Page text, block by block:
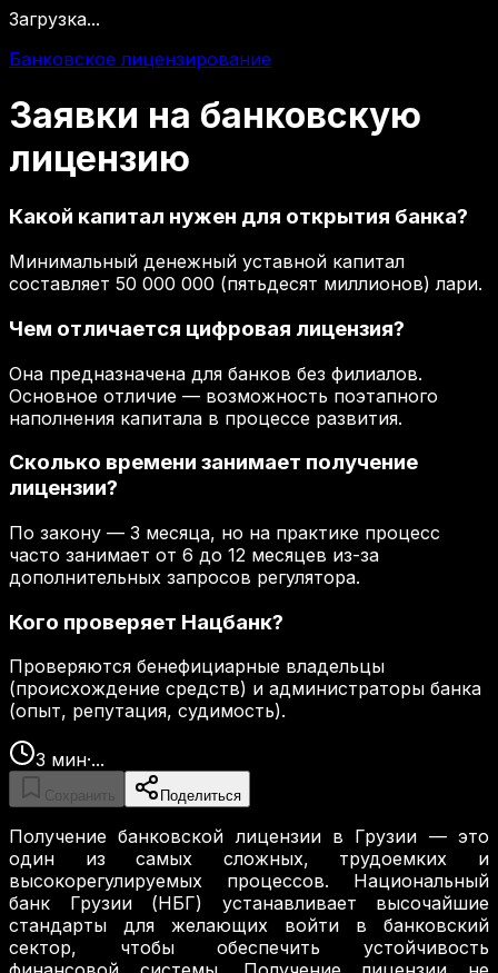
Загрузка...
Банковское лицензирование
Заявки на банковскую
лицензию
Какой капитал нужен для открытия банка?
Минимальный денежный уставной капитал
составляет 50 000 000 (пятьдесят миллионов) лари.
Чем отличается цифровая лицензия?
Она предназначена для банков без филиалов.
Основное отличие — возможность поэтапного
наполнения капитала в процессе развития.
Сколько времени занимает получение
лицензии?
По закону — 3 месяца, но на практике процесс
часто занимает от 6 до 12 месяцев из-за
дополнительных запросов регулятора.
Кого проверяет Нацбанк?
Проверяются бенефициарные владельцы
(происхождение средств) и администраторы банка
(опыт, репутация, судимость).
3 мин·...
Сохранить Поделиться
Получение банковской лицензии в Грузии — это
один из самых сложных, трудоемких и
высокорегулируемых процессов. Национальный
банк Грузии (НБГ) устанавливает высочайшие
стандарты для желающих войти в банковский
сектор, чтобы обеспечить устойчивость